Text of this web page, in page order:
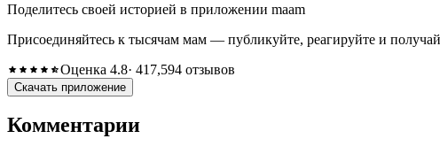
Поделитесь своей историей в приложении maam
Присоединяйтесь к тысячам мам — публикуйте, реагируйте и
Оценка 4.8· 417,594 отзывов
Скачать приложение
Комментарии